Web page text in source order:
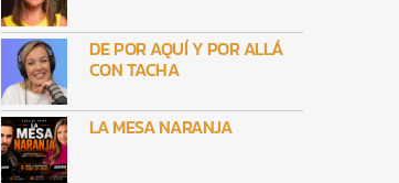
DE POR AQUÍ Y POR ALLÁ
CON TACHA
LA MESA NARANJA